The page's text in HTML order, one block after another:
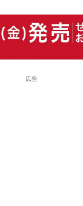
広告